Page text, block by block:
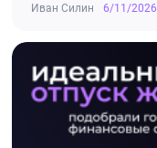
Иван Силин 6/11/2026